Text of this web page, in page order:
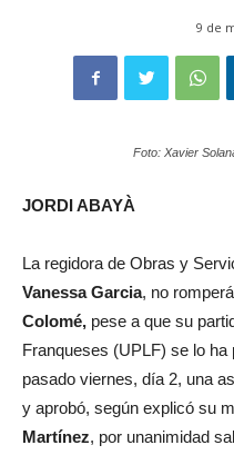
9 de
Foto: Xavier
JORDI ABAYÀ
La regidora de Obras y
Vanessa Garcia, no
Colomé, pese a que su
Franqueses (UPLF) se lo
pasado viernes, día 2, una
y aprobó, según explicó su
Martínez, por unanimidad